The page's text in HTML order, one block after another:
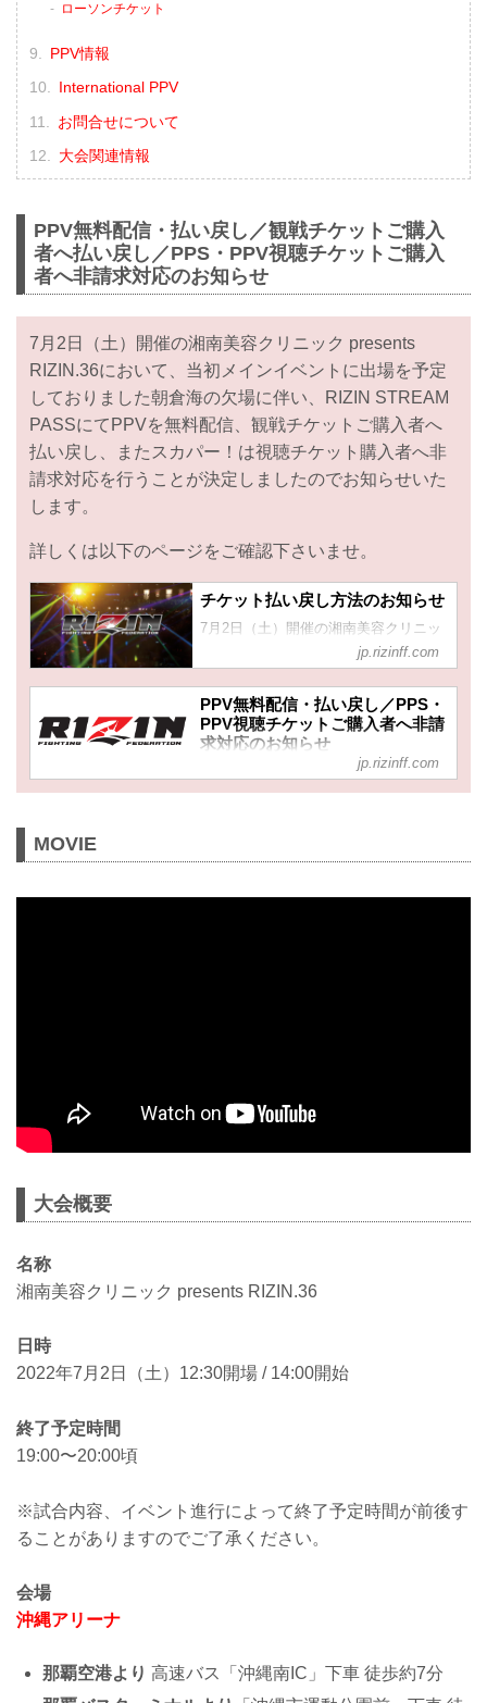
ローソンチケット
PPV情報
International PPV
お問合せについて
大会関連情報
PPV無料配信・払い戻し／観戦チケットご購入
者へ払い戻し／PPS・PPV視聴チケットご購入
者へ非請求対応のお知らせ
7月2日（土）開催の湘南美容クリニック presents
RIZIN.36において、当初メインイベントに出場を予定
しておりました朝倉海の欠場に伴い、RIZIN STREAM
PASSにてPPVを無料配信、観戦チケットご購入者へ
払い戻し、またスカパー！は視聴チケット購入者へ非
請求対応を行うことが決定しましたのでお知らせいた
します。
詳しくは以下のページをご確認下さいませ。
チケット払い戻し方法のお知らせ
7月2日（土）開催の湘南美容クリニッ
ク presents RIZIN.36において、当初メ
インイベントに出場を予定しておりま
した朝倉海の欠場に伴い、チケットの
払い戻しを希望されるチケット購入者
には払い戻し対応を致します。払い戻
しの対象は、未使用チケットになりま
電子チケットを複数枚購入いただいた
※複数枚購入の場合、一部の未使用チ
jp.rizinff.com
PPV無料配信・払い戻し／PPS・
PPV視聴チケットご購入者へ非請
求対応のお知らせ
明日7月2日（土）開催の湘南美容クリ
ニック presents RIZIN.36において、当
へ非請求対応、観戦チケットご購入者
jp.rizinff.com
MOVIE
大会概要
名称
湘南美容クリニック presents RIZIN.36
日時
2022年7月2日（土）12:30開場 / 14:00開始
終了予定時間
19:00〜20:00頃
※試合内容、イベント進行によって終了予定時間が前後す
ることがありますのでご了承ください。
会場
沖縄アリーナ
那覇空港より 高速バス「沖縄南IC」下車 徒歩約7分